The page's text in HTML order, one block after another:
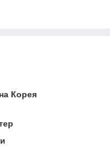
Корея